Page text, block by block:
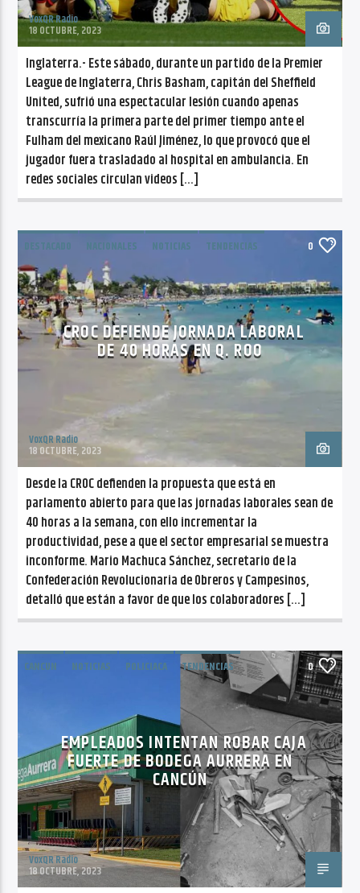
VoxQR Radio
18 OCTUBRE, 2023
Inglaterra.- Este sábado, durante un partido de la Premier
League de Inglaterra, Chris Basham, capitán del Sheffield
United, sufrió una espectacular lesión cuando apenas
transcurría la primera parte del primer tiempo ante el
Fulham del mexicano Raúl Jiménez, lo que provocó que el
jugador fuera trasladado al hospital en ambulancia. En
redes sociales circulan videos […]
DESTACADO NACIONALES NOTICIAS
TENDENCIAS
TURISMO
0
CROC DEFIENDE JORNADA LABORAL
DE 40 HORAS EN Q. ROO
VoxQR Radio
18 OCTUBRE, 2023
Desde la CROC defienden la propuesta que está en
parlamento abierto para que las jornadas laborales sean de
40 horas a la semana, con ello incrementar la
productividad, pese a que el sector empresarial se muestra
inconforme. Mario Machuca Sánchez, secretario de la
Confederación Revolucionaria de Obreros y Campesinos,
detalló que están a favor de que los colaboradores […]
CANCUN NOTICIAS POLICIACA TENDENCIAS 0
EMPLEADOS INTENTAN ROBAR CAJA
FUERTE DE BODEGA AURRERA EN
CANCÚN
VoxQR Radio
18 OCTUBRE, 2023